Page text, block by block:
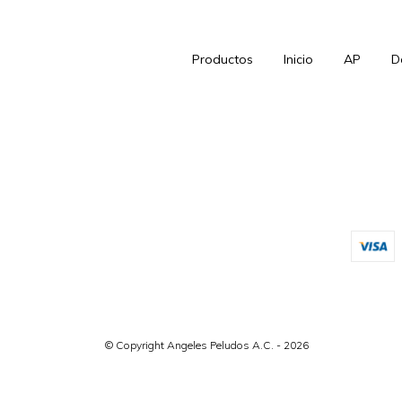
Productos Inicio AP
© Copyright Angeles Peludos A.C. - 2026